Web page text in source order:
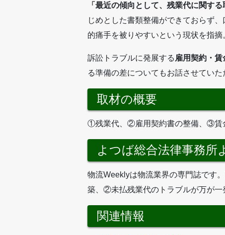
「最近の傾向として、残業代に関す
じめとした書類整備ができておらず
的痛手を被りやすいという現状を指摘
訴訟トラブルに発展する 雇用契約・
る準備の差についてもお話させていた
取材の概要
①残業代、②雇用契約書の整備、③賃
よつば総合法律事務所
物流Weeklyは物流業界の専門誌です
築、②未払残業代のトラブルが万が一
関連情報